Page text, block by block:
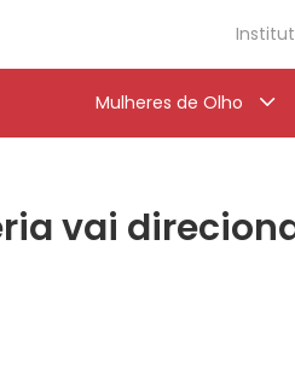
Mulheres de Olho
vai